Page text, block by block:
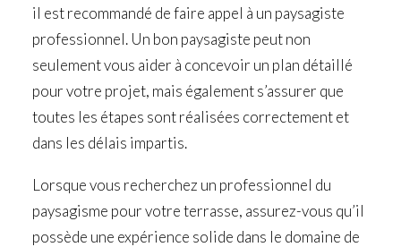
il est recommandé de faire appel à un paysagiste
professionnel. Un bon paysagiste peut non
seulement vous aider à concevoir un plan détaillé
pour votre projet, mais également s’assurer que
toutes les étapes sont réalisées correctement et
dans les délais impartis.
Lorsque vous recherchez un professionnel du
paysagisme pour votre terrasse, assurez-vous qu’il
possède une expérience solide dans le domaine de